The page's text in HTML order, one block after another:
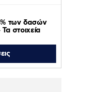
των δασών
στοιχεία
νέα πνοή